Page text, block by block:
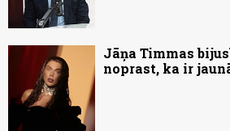
Jāņa Timmas
noprast, ka ir